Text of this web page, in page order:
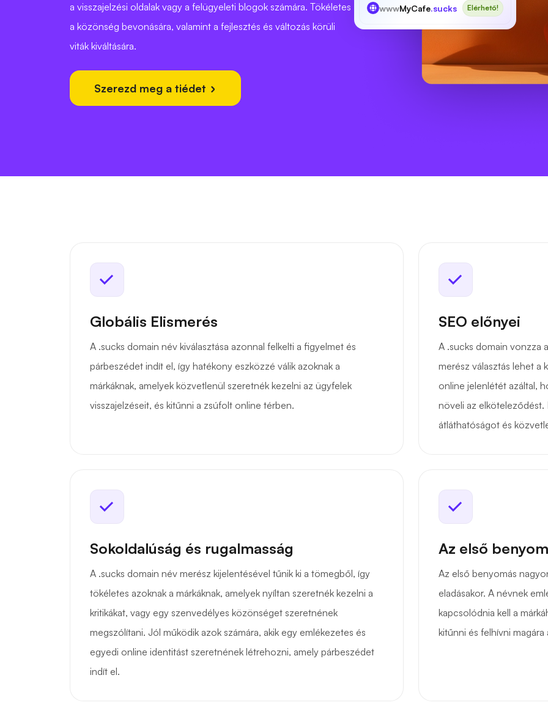
a visszajelzési oldalak vagy a felügyeleti blogok számára. Tökéletes
a közönség bevonására, valamint a fejlesztés és változás körüli
viták kiváltására.
Szerezd meg a tiédet
wwwMyCafe.sucks Elérhető!
Globális Elismerés
A .sucks domain név kiválasztása azonnal felkelti a figyelmet és
párbeszédet indít el, így hatékony eszközzé válik azoknak a
márkáknak, amelyek közvetlenül szeretnék kezelni az ügyfelek
visszajelzéseit, és kitűnni a zsúfolt online térben.
SEO előnyei
A .sucks domain vonzza
merész választás lehet a
online jelenlétét azáltal,
növeli az elköteleződést.
átláthatóságot és
Sokoldalúság és rugalmasság
A .sucks domain név merész kijelentésével tűnik ki a tömegből, így
tökéletes azoknak a márkáknak, amelyek nyíltan szeretnék kezelni a
kritikákat, vagy egy szenvedélyes közönséget szeretnének
megszólítani. Jól működik azok számára, akik egy emlékezetes és
egyedi online identitást szeretnének létrehozni, amely párbeszédet
indít el.
Az első
Az első benyomás
eladásakor. A névnek
kapcsolódnia kell a
kitűnni és felhívni